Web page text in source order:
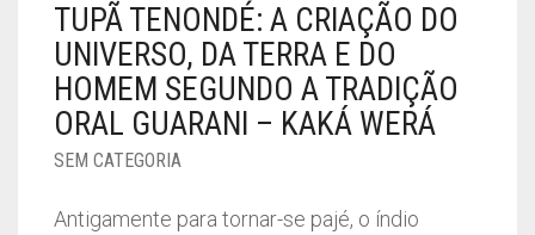
TUPÃ TENONDÉ: A CRIAÇÃO DO
UNIVERSO, DA TERRA E DO
HOMEM SEGUNDO A TRADIÇÃO
ORAL GUARANI – KAKÁ WERÁ
SEM CATEGORIA
Antigamente para tornar-se pajé, o índio